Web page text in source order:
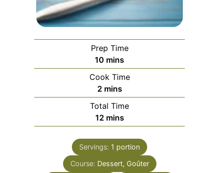
Prep Time
10 minutes
mins
Cook Time
2minutes
mins
Total Time
12minutes
mins
Servings: 1 portion
Course: Dessert, Goûter